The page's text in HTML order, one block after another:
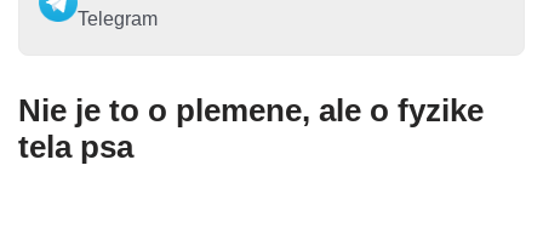
Telegram
Nie je to o plemene, ale o fyzike
tela psa